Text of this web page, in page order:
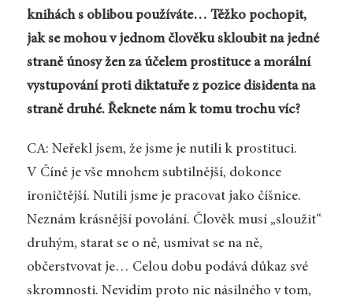
knihách s oblibou používáte… Těžko pochopit,
jak se mohou v jednom člověku skloubit na jedné
straně únosy žen za účelem prostituce a morální
vystupování proti diktatuře z pozice disidenta na
straně druhé. Řeknete nám k tomu trochu víc?
CA: Neřekl jsem, že jsme je nutili k prostituci.
V Číně je vše mnohem subtilnější, dokonce
ironičtější. Nutili jsme je pracovat jako číšnice.
Neznám krásnější povolání. Člověk musí „sloužit“
druhým, starat se o ně, usmívat se na ně,
občerstvovat je… Celou dobu podává důkaz své
skromnosti. Nevidím proto nic násilného v tom,